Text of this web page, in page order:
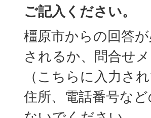
ご記入ください。
橿原市からの回答
されるか、問合せ
（こちらに入力さ
住所、電話番号な